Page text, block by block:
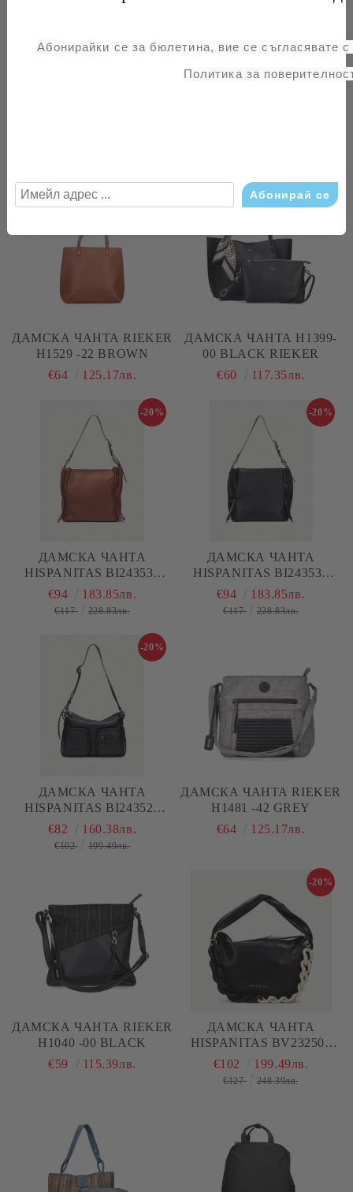
качествената изработка.
ДАМСКА ЧАНТА RIEKER
H1529 -22 BROWN
€64
125.17лв.
ДАМСКА ЧАНТА H1399-
00 BLACK RIEKER
€60
117.35лв.
ДАМСКА ЧАНТА
HISPANITAS BI243537
BROWN
-20%
€94 183.85лв.
€117 228.83лв.
ДАМСКА ЧАНТА
HISPANITAS BI243537
BLACK
-20%
€94 183.85лв.
€117 228.83лв.
ДАМСКА ЧАНТА
HISPANITAS BI243525
BLACK
-20%
€82 160.38лв.
€102 199.49лв.
ДАМСКА ЧАНТА RIEKER
H1481 -42 GREY
€64
125.17лв.
ДАМСКА ЧАНТА RIEKER
H1040 -00 BLACK
€59
115.39лв.
ДАМСКА ЧАНТА
HISPANITAS BV232505
BLACK
-20%
€102 199.49лв.
€127 248.39лв.
Абонирайки се за бюлетина, вие се съгласявате
Политика за